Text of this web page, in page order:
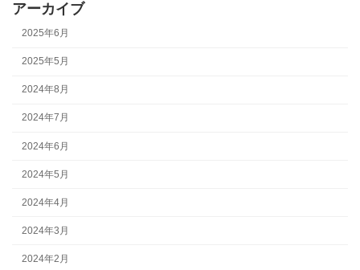
アーカイブ
2025年6月
2025年5月
2024年8月
2024年7月
2024年6月
2024年5月
2024年4月
2024年3月
2024年2月